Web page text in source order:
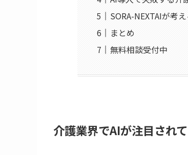
SORA-NEXTAIが考
まとめ
無料相談受付中
介護業界でAIが注目され